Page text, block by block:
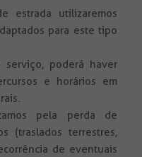
estrada utilizaremos
para este tipo
poderá haver
e horários em
pela perda de
(traslados terrestres,
de eventuais